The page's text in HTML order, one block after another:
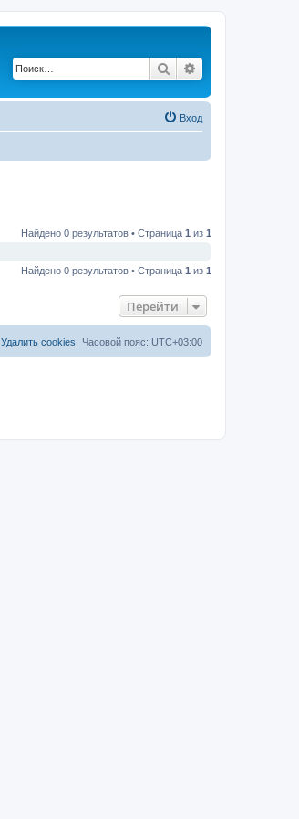
Поиск
Вход
Найдено 0 результатов • Страница 1 из 1
Найдено 0 результатов • Страница 1 из 1
Перейти
Часовой пояс: UTC+03:00
Удалить cookies